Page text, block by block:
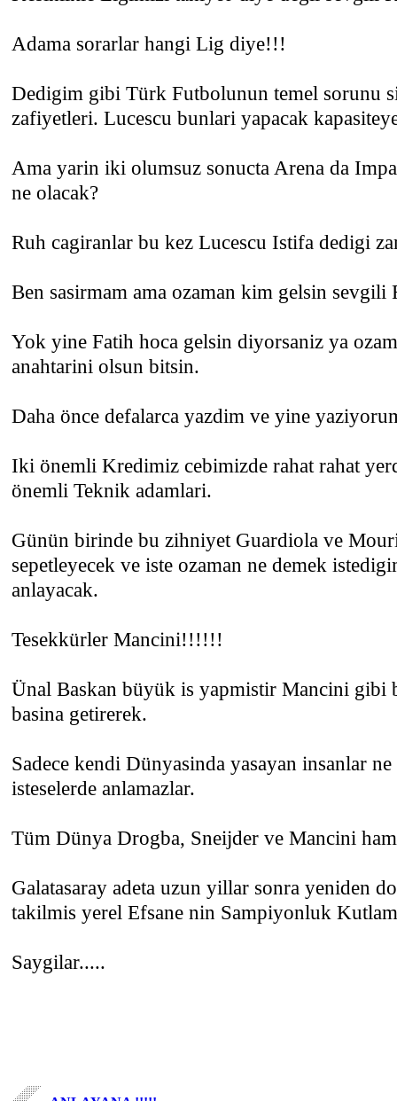
Adama sorarlar hangi Lig diye!!!
Dedigim gibi Türk Futbolunun temel sorunu
zafiyetleri. Lucescu bunlari yapacak
Ama yarin iki olumsuz sonucta Arena da
ne olacak?
Ruh cagiranlar bu kez Lucescu Istifa dedigi
Ben sasirmam ama ozaman kim gelsin sevgili
Yok yine Fatih hoca gelsin diyorsaniz ya
anahtarini olsun bitsin.
Daha önce defalarca yazdim ve yine
Iki önemli Kredimiz cebimizde rahat rahat
önemli Teknik adamlari.
Günün birinde bu zihniyet Guardiola ve
sepetleyecek ve iste ozaman ne demek
anlayacak.
Tesekkürler Mancini!!!!!!
Ünal Baskan büyük is yapmistir Mancini gibi
basina getirerek.
Sadece kendi Dünyasinda yasayan insanlar
isteselerde anlamazlar.
Tüm Dünya Drogba, Sneijder ve Mancini
Galatasaray adeta uzun yillar sonra yeniden
takilmis yerel Efsane nin Sampiyonluk
Saygilar.....